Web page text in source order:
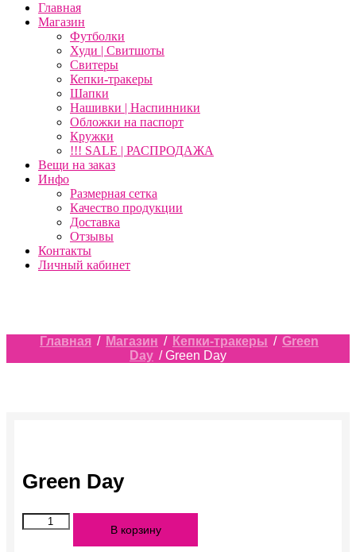
Главная
Магазин
Футболки
Худи | Свитшоты
Свитеры
Кепки-тракеры
Шапки
Нашивки | Наспинники
Обложки на паспорт
Кружки
!!! SALE | РАСПРОДАЖА
Вещи на заказ
Инфо
Размерная сетка
Качество продукции
Доставка
Отзывы
Контакты
Личный кабинет
Главная / Магазин / Кепки-тракеры / Green
Day / Green Day
Green Day
Количество
Green
В корзину